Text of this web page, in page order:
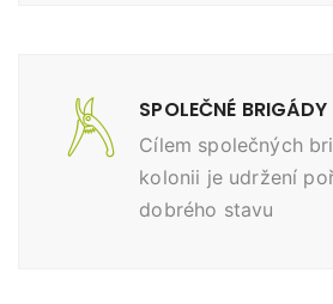
SPOLEČNÉ BRIGÁDY
Cílem společných
kolonii je udržení
dobrého stavu